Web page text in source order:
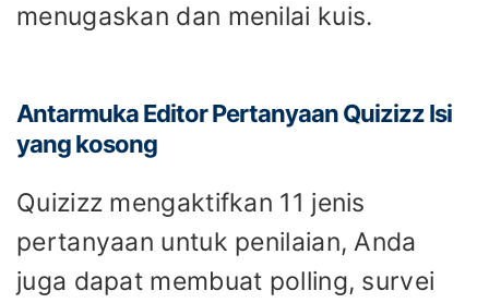
menugaskan dan menilai kuis.
Antarmuka Editor Pertanyaan Quizizz Isi
yang kosong
Quizizz mengaktifkan 11 jenis
pertanyaan untuk penilaian, Anda
juga dapat membuat polling, survei